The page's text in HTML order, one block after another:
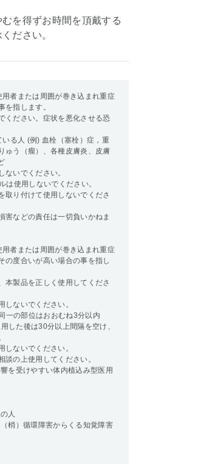
を得ずお時間を頂戴する
ださい。
者または周囲が巻き込まれ重症
を指します。
ください。症状を悪化させる恐
る人 (例) 血栓（塞栓）症，重
ゅう（瘤）、各種皮膚炎、皮膚
ないでください。
は使用しないでください。
取り付けて使用しないでくださ
害などの責任は一切負いかねま
者または周囲が巻き込まれ重症
の度合いが高い場合の事を指し
本製品を正しく使用してくださ
しないでください。
一の部位はおおむね3分以内
した後は30分以上間隔を空け、
しないでください。
談の上使用してください。
を受けやすい体内植込み型医用
人
梢）循環障害からくる知覚障害